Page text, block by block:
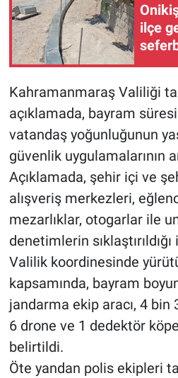
ilçe
Kahramanmaraş Valiliği
açıklamada, bayram
vatandaş yoğunluğunun
güvenlik uygulamalarının
Açıklamada, şehir içi ve
alışveriş merkezleri,
mezarlıklar, otogarlar ile
denetimlerin
Valilik koordinesinde
kapsamında, bayram
jandarma ekip aracı, 4 bin
6 drone ve 1 dedektör
belirtildi.
Öte yandan polis ekipleri